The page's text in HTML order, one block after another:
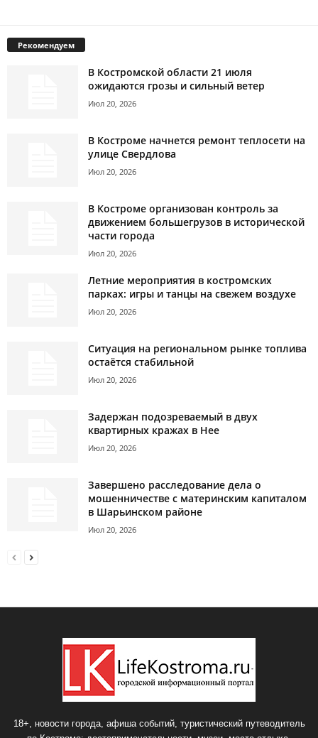
Рекомендуем
В Костромской области 21 июля
ожидаются грозы и сильный ветер
Июл 20, 2026
В Костроме начнется ремонт теплосети на
улице Свердлова
Июл 20, 2026
В Костроме организован контроль за
движением большегрузов в исторической
части города
Июл 20, 2026
Летние мероприятия в костромских
парках: игры и танцы на свежем воздухе
Июл 20, 2026
Ситуация на региональном рынке топлива
остаётся стабильной
Июл 20, 2026
Задержан подозреваемый в двух
квартирных кражах в Нее
Июл 20, 2026
Завершено расследование дела о
мошенничестве с материнским капиталом
в Шарьинском районе
Июл 20, 2026
18+, новости города, афиша событий, туристический путеводитель